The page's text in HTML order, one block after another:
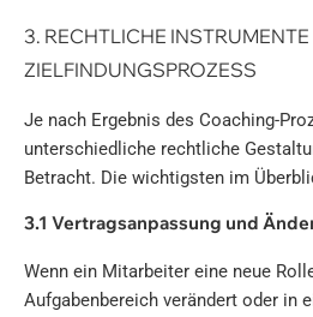
3. RECHTLICHE
ZIELFINDUNGSPROZESS
Je nach Ergebnis des Coaching-
unterschiedliche rechtliche
Betracht. Die wichtigsten im
3.1 Vertragsanpassung und
Wenn ein Mitarbeiter eine neue
Aufgabenbereich verändert oder in